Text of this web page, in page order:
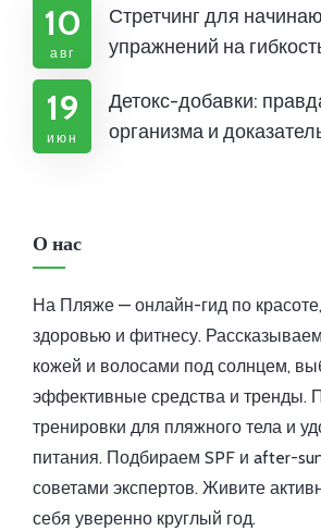
10
авг
Стретчинг для
упражнений на
19
июн
Детокс-добавки:
организма и
О нас
На Пляже — онлайн-гид по
здоровью и фитнесу.
кожей и волосами под солнцем,
эффективные средства и тренды.
тренировки для пляжного тела и
питания. Подбираем SPF и after-
советами экспертов. Живите
себя уверенно круглый год.